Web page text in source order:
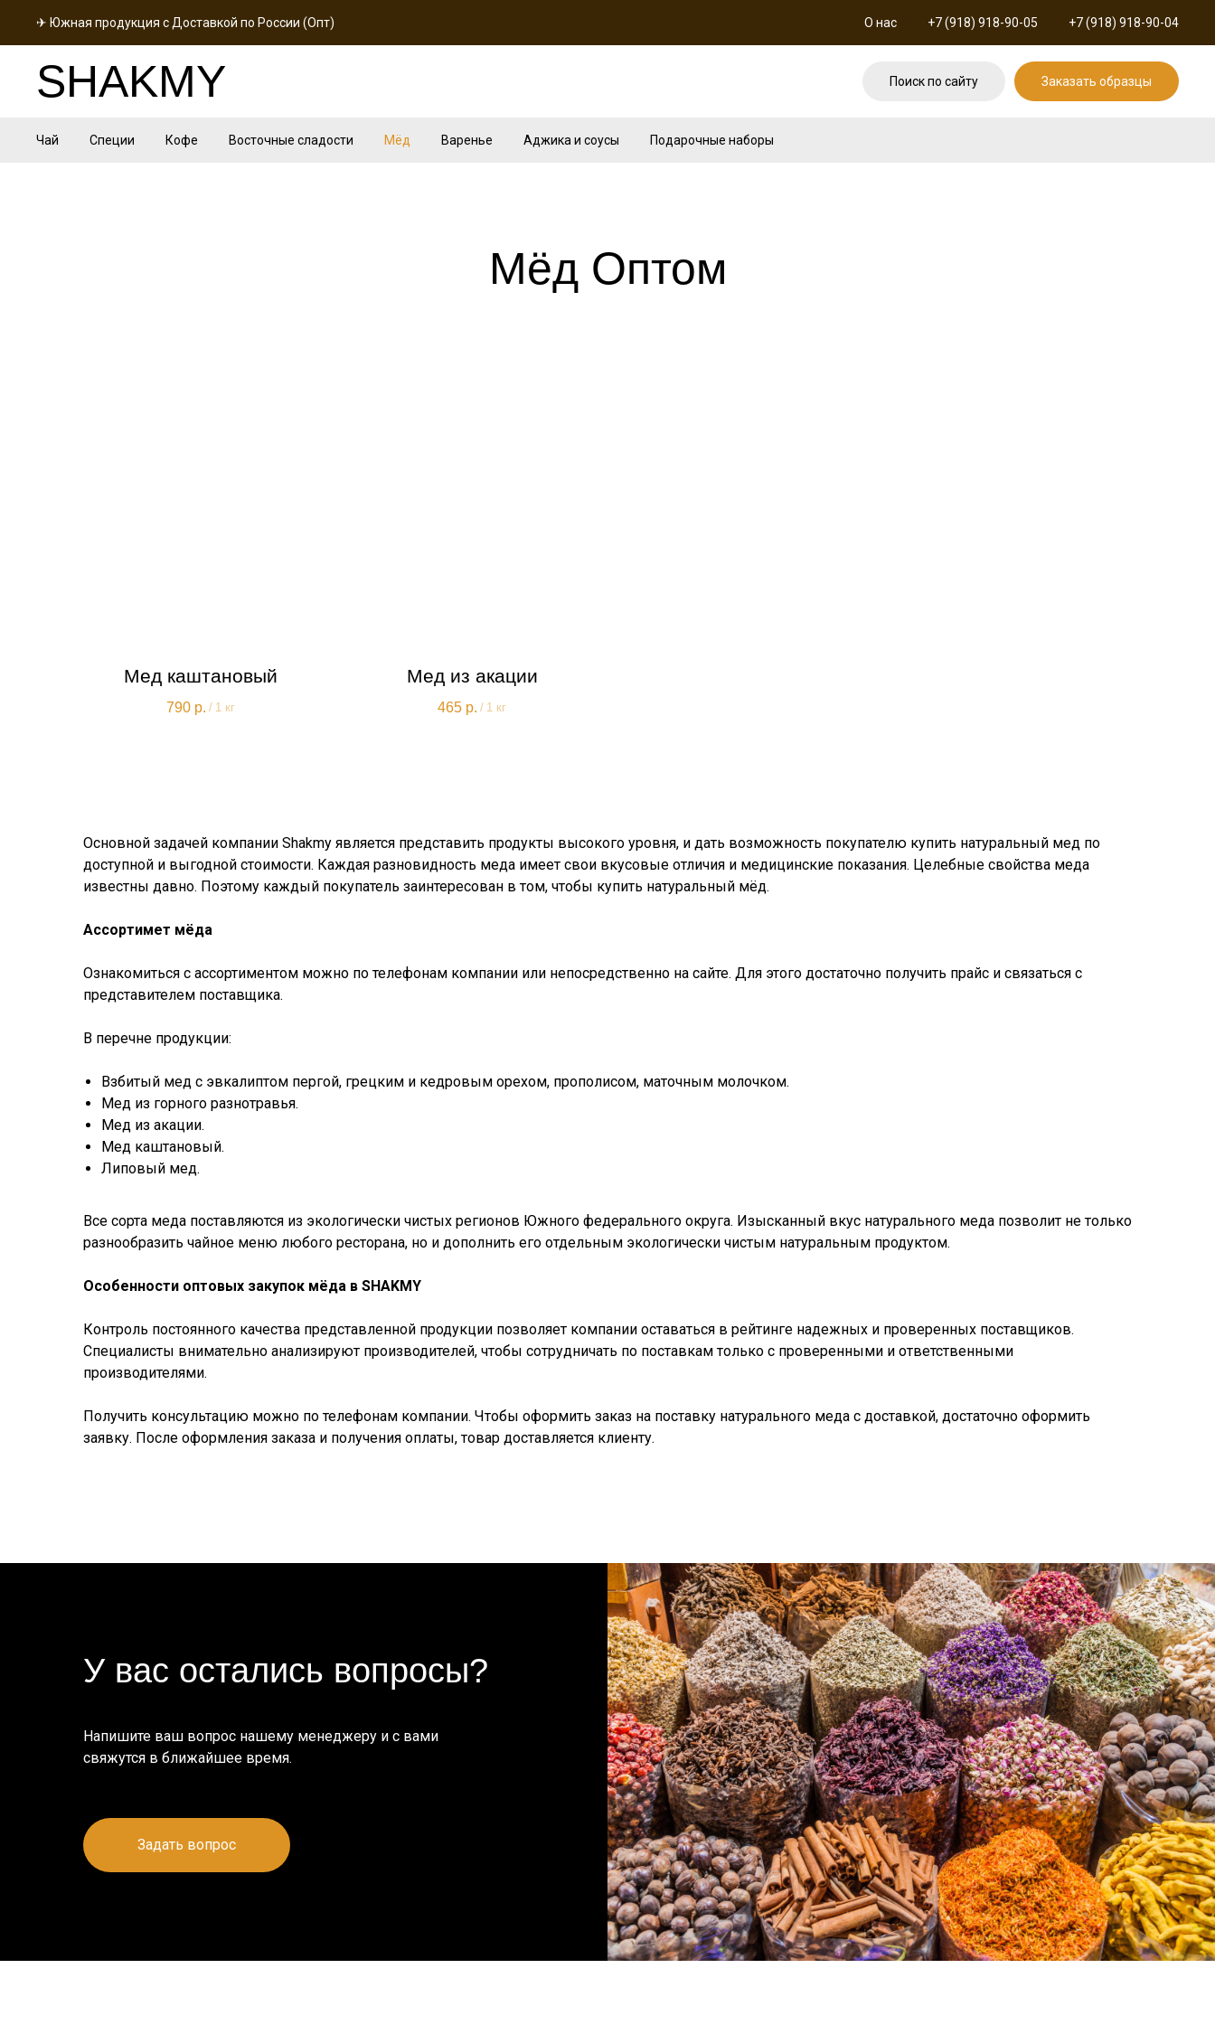
✈ Южная продукция с Доставкой по России (Опт) О нас +7 (918) 918-90-05 +7 (918) 918-90-04
SHAKMY Поиск по сайту Заказать образцы
Чай Специи Кофе Восточные сладости Мёд Варенье Аджика и соусы Подарочные наборы
Мёд Оптом
Мед каштановый
790 р. / 1 кг
Мед из акации
465 р. / 1 кг
Основной задачей компании Shakmy является представить продукты высокого уровня, и дать возможность покупателю купить натуральный мед по
доступной и выгодной стоимости. Каждая разновидность меда имеет свои вкусовые отличия и медицинские показания. Целебные свойства меда
известны давно. Поэтому каждый покупатель заинтересован в том, чтобы купить натуральный мёд.
Ассортимет мёда
Ознакомиться с ассортиментом можно по телефонам компании или непосредственно на сайте. Для этого достаточно получить прайс и связаться с
представителем поставщика.
В перечне продукции:
Взбитый мед с эвкалиптом пергой, грецким и кедровым орехом, прополисом, маточным молочком.
Мед из горного разнотравья.
Мед из акации.
Мед каштановый.
Липовый мед.
Все сорта меда поставляются из экологически чистых регионов Южного федерального округа. Изысканный вкус натурального меда позволит не только
разнообразить чайное меню любого ресторана, но и дополнить его отдельным экологически чистым натуральным продуктом.
Особенности оптовых закупок мёда в SHAKMY
Контроль постоянного качества представленной продукции позволяет компании оставаться в рейтинге надежных и проверенных поставщиков.
Специалисты внимательно анализируют производителей, чтобы сотрудничать по поставкам только с проверенными и ответственными
производителями.
Получить консультацию можно по телефонам компании. Чтобы оформить заказ на поставку натурального меда с доставкой, достаточно оформить
заявку. После оформления заказа и получения оплаты, товар доставляется клиенту.
У вас остались вопросы?
Напишите ваш вопрос нашему менеджеру и с вами
свяжутся в ближайшее время.
Задать вопрос